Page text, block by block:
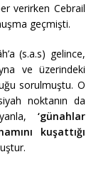
verirken Cebrail
geçmişti.
(s.a.s) gelince,
ve üzerindeki
sorulmuştu. O
noktanın da
‘günahlar
kuşattığı